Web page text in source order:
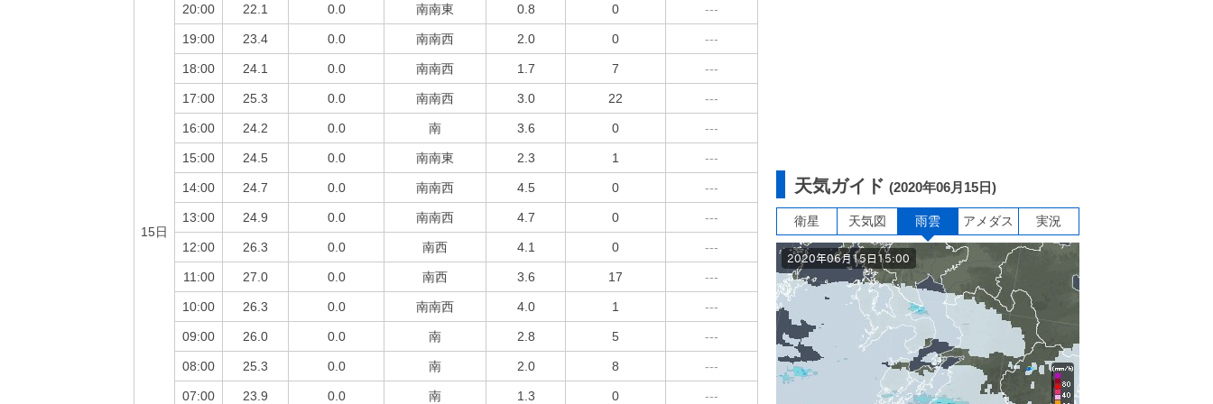
15日
20:00 22.1 0.0 南南東 0.8 0 ---
19:00 23.4 0.0 南南西 2.0 0 ---
18:00 24.1 0.0 南南西 1.7 7 ---
17:00 25.3 0.0 南南西 3.0 22 ---
16:00 24.2 0.0 南 3.6 0 ---
15:00 24.5 0.0 南南東 2.3 1 ---
14:00 24.7 0.0 南南西 4.5 0 ---
13:00 24.9 0.0 南南西 4.7 0 ---
12:00 26.3 0.0 南西 4.1 0 ---
11:00 27.0 0.0 南西 3.6 17 ---
10:00 26.3 0.0 南南西 4.0 1 ---
09:00 26.0 0.0 南 2.8 5 ---
08:00 25.3 0.0 南 2.0 8 ---
07:00 23.9 0.0 南 1.3 0 ---
天気ガイド (2020年06月15日)
衛星 天気図 雨雲 アメダス 実況